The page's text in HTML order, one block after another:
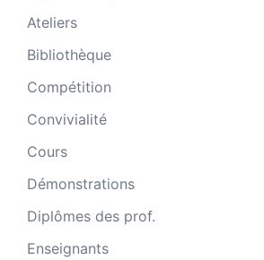
Ateliers
Bibliothèque
Compétition
Convivialité
Cours
Démonstrations
Diplômes des prof.
Enseignants